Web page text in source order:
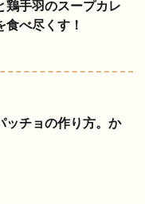
鶏手羽のスープカレ
べ尽くす！
ッチョの作り方。か